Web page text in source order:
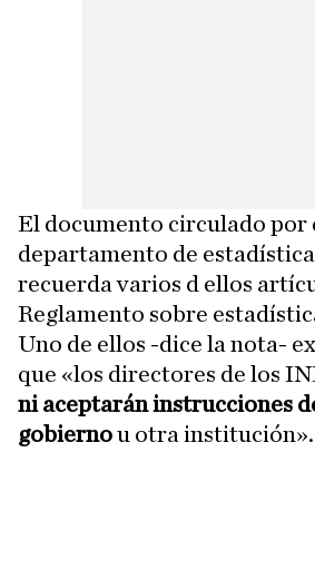
El documento circulado por
departamento de
recuerda varios d ellos
Reglamento sobre
Uno de ellos -dice la nota-
que «los directores de los
ni aceptarán instrucciones
gobiernou otra institución».